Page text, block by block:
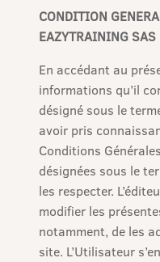
CONDITION
EAZYTRAINING SAS
En accédant au
informations qu’il
désigné sous le
avoir pris
Conditions
désignées sous le
les respecter.
modifier les
notamment, de les
site. L’Utilisateur